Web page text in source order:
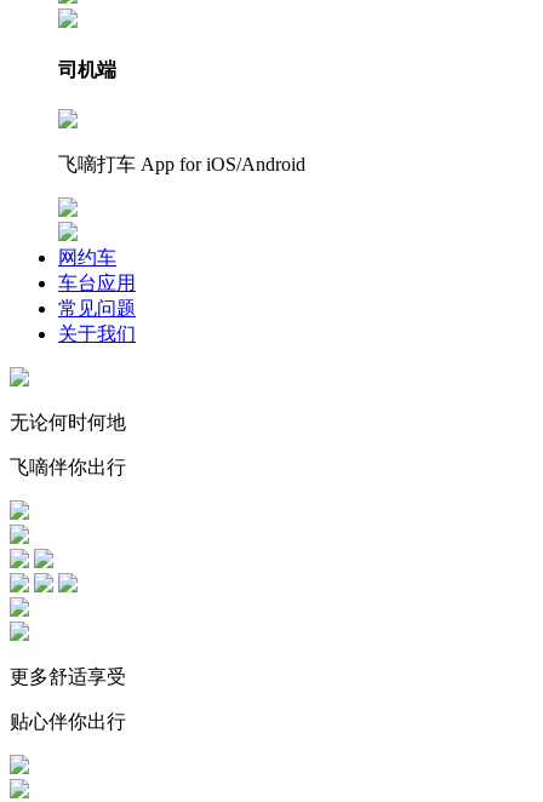
司机端
飞嘀打车 App for iOS/Android
网约车
车台应用
常见问题
关于我们
无论何时何地
飞嘀伴你出行
更多舒适享受
贴心伴你出行